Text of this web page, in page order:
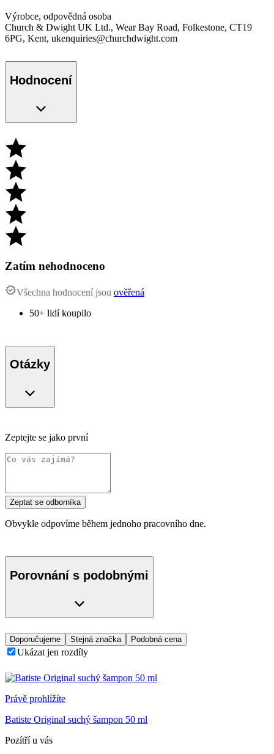
Výrobce, odpovědná osoba
Church & Dwight UK Ltd., Wear Bay Road, Folkestone, CT19
6PG, Kent, ukenquiries@churchdwight.com
Hodnocení
Zatím nehodnoceno
Všechna hodnocení jsou ověřená
50+ lidí koupilo
Otázky
Zeptejte se jako první
Zeptat se odborníka
Obvykle odpovíme během jednoho pracovního dne.
Porovnání s podobnými
Doporučujeme Stejná značka Podobná cena
Ukázat jen rozdíly
Právě prohlížíte
Batiste Original suchý šampon 50 ml
Pozítří u vás